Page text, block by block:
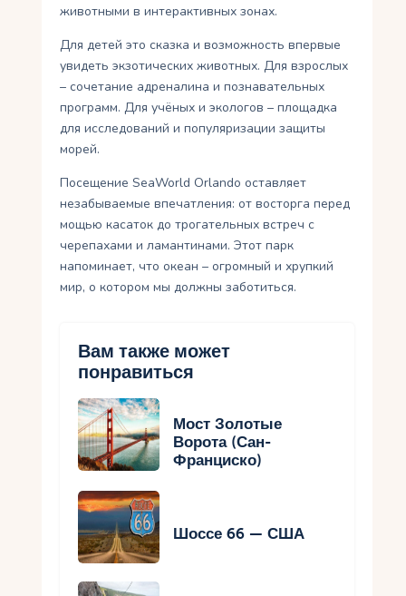
животными в интерактивных зонах.
Для детей это сказка и возможность впервые
увидеть экзотических животных. Для взрослых
– сочетание адреналина и познавательных
программ. Для учёных и экологов – площадка
для исследований и популяризации защиты
морей.
Посещение SeaWorld Orlando оставляет
незабываемые впечатления: от восторга перед
мощью касаток до трогательных встреч с
черепахами и ламантинами. Этот парк
напоминает, что океан – огромный и хрупкий
мир, о котором мы должны заботиться.
Вам также может
понравиться
Мост Золотые
Ворота (Сан-
Франциско)
Шоссе 66 — США